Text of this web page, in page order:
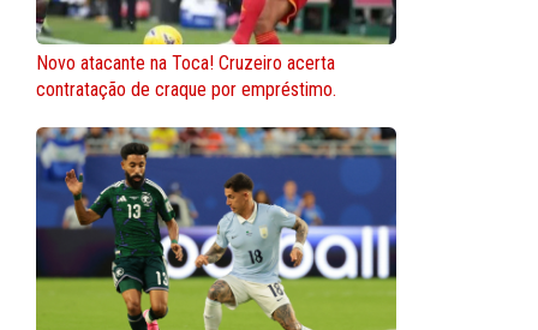
Novo atacante na Toca! Cruzeiro acerta
contratação de craque por empréstimo.